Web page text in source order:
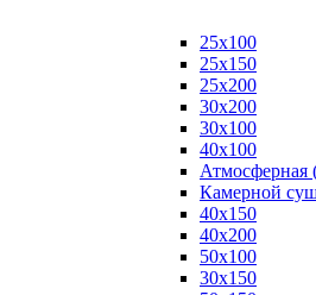
25х100
25х150
25х200
30х200
30х100
40х100
Атмосферная
Камерной
40х150
40х200
50х100
30х150